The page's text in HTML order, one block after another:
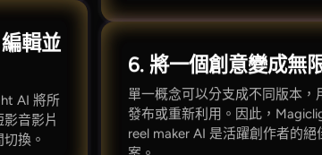
輯並
AI 將所
音影片
換。
6. 將一個創意變成無
單一概念可以分支成不同版本，
發布或重新利用。因此，
reel maker AI 是活躍創作者的絕